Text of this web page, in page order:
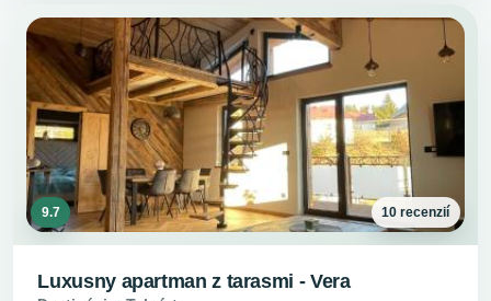
9.7 10 recenzií
Luxusny apartman z tarasmi - Vera